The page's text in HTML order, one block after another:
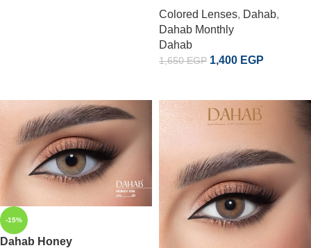
Colored Lenses, Dahab,
Dahab Monthly
Dahab
1,650EGP 1,400 EGP
-15%
Dahab Honey